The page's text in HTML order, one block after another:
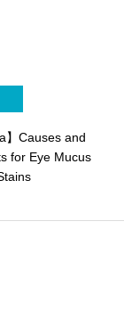
】Causes and
for Eye Mucus